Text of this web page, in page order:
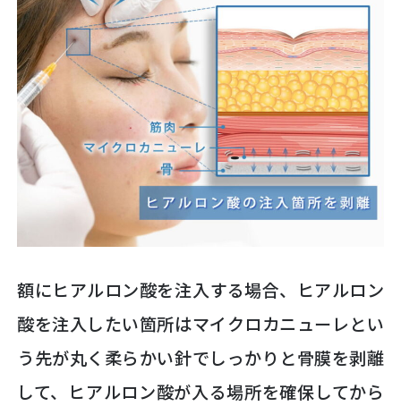
額にヒアルロン酸を注入する場合、ヒアルロン
酸を注入したい箇所はマイクロカニューレとい
う先が丸く柔らかい針でしっかりと骨膜を剥離
して、ヒアルロン酸が入る場所を確保してから